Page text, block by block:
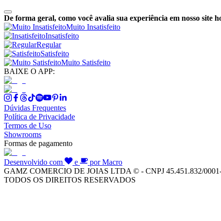
De forma geral, como você avalia sua experiência em nosso site
Muito Insatisfeito
Insatisfeito
Regular
Satisfeito
Muito Satisfeito
BAIXE O APP:
Dúvidas Frequentes
Política de Privacidade
Termos de Uso
Showrooms
Formas de pagamento
Desenvolvido com e
por Macro
GAMZ COMERCIO DE JOIAS LTDA © - CNPJ 45.451.832/
TODOS OS DIREITOS RESERVADOS